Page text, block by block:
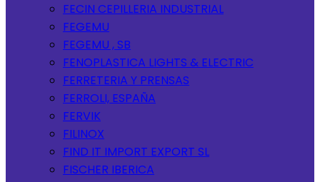
FECIN CEPILLERIA INDUSTRIAL
FEGEMU
FEGEMU , SB
FENOPLASTICA LIGHTS & ELECTRIC
FERRETERIA Y PRENSAS
FERROLI, ESPAÑA
FERVIK
FILINOX
FIND IT IMPORT EXPORT SL
FISCHER IBERICA